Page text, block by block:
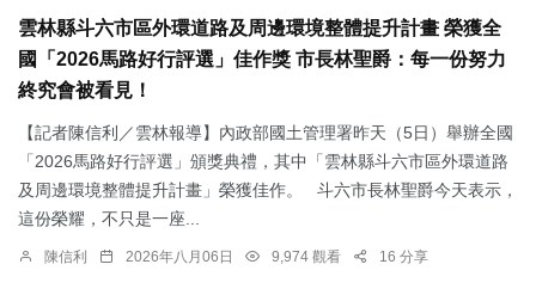
雲林縣斗六市區外環道路及周邊環境整體提升計畫 榮獲全
國「2026馬路好行評選」佳作獎 市長林聖爵：每一份努力
終究會被看見！
【記者陳信利／雲林報導】內政部國土管理署昨天（5日）舉辦全國
「2026馬路好行評選」頒獎典禮，其中「雲林縣斗六市區外環道路
及周邊環境整體提升計畫」榮獲佳作。 斗六市長林聖爵今天表示，
這份榮耀，不只是一座...
陳信利 2026年八月06日 9,974 觀看 16 分享